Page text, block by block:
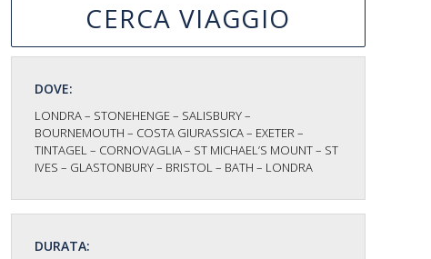
CERCA VIAGGIO
DOVE:
LONDRA – STONEHENGE – SALISBURY –
BOURNEMOUTH – COSTA GIURASSICA – EXETER –
TINTAGEL – CORNOVAGLIA – ST MICHAEL’S MOUNT – ST
IVES – GLASTONBURY – BRISTOL – BATH – LONDRA
DURATA: